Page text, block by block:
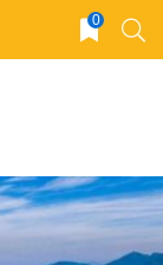
0